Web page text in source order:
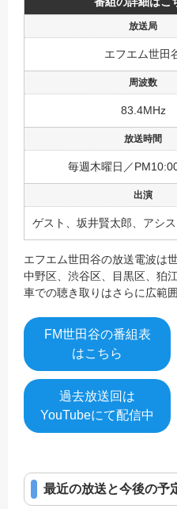
エフエム世田
83.4MHz
毎週木曜日／
ゲスト、坂井賢太郎、アシ
エフエム世田谷の放送電波は
中野区、渋谷区、目黒区、狛
車での聴き取りはさらに広範
FM世田谷の番組表
はこちら
過去放送回は
YouTubeにて配信中
最近の放送と今後の予